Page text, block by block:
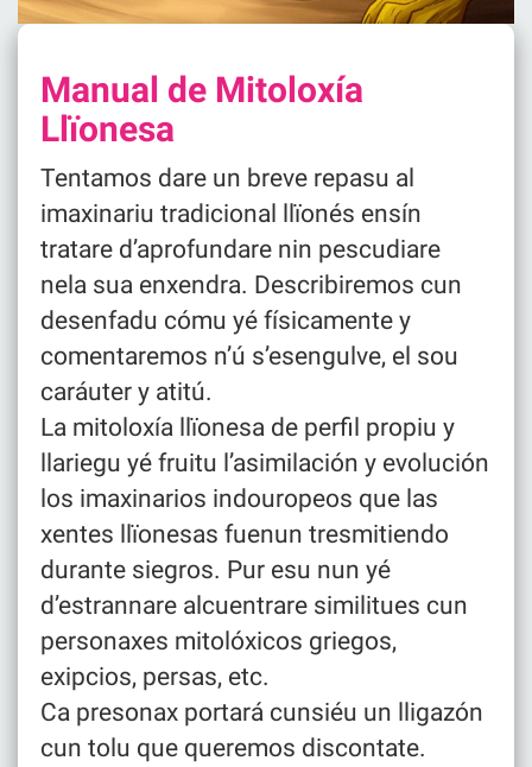
Manual de Mitoloxía
Llïonesa
Tentamos dare un breve repasu al
imaxinariu tradicional llïonés ensín
tratare d’aprofundare nin pescudiare
nela sua enxendra. Describiremos cun
desenfadu cómu yé físicamente y
comentaremos n’ú s’esengulve, el sou
caráuter y atitú.
La mitoloxía llïonesa de perfil propiu y
llariegu yé fruitu l’asimilación y evolución
los imaxinarios indouropeos que las
xentes llïonesas fuenun tresmitiendo
durante siegros. Pur esu nun yé
d’estrannare alcuentrare similitues cun
personaxes mitolóxicos griegos,
exipcios, persas, etc.
Ca presonax portará cunsiéu un lligazón
cun tolu que queremos discontate.